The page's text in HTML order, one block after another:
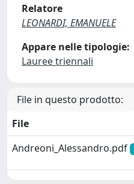
Relatore
LEONARDI, EMANUELE
Appare nelle tipologie:
Lauree triennali
File in questo prodotto:
File
Andreoni_Alessandro.pdf